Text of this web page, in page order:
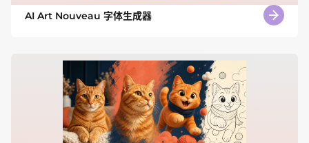
AI Art Nouveau 字体生成器